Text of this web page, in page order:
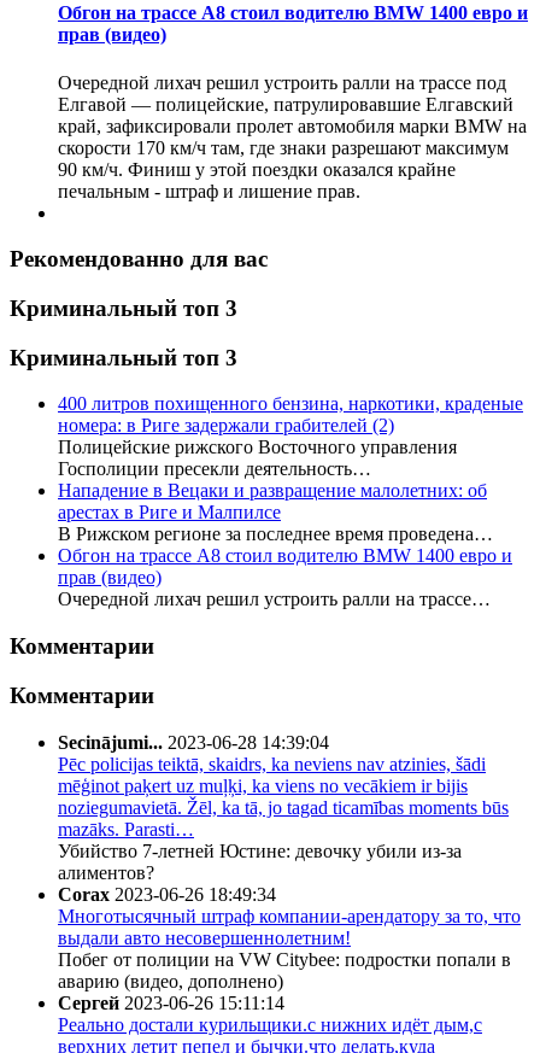
Обгон на трассе А8 стоил водителю BMW 1400 евро и
прав (видео)
Очередной лихач решил устроить ралли на трассе под
Елгавой — полицейские, патрулировавшие Елгавский
край, зафиксировали пролет автомобиля марки BMW на
скорости 170 км/ч там, где знаки разрешают максимум
90 км/ч. Финиш у этой поездки оказался крайне
печальным - штраф и лишение прав.
Рекомендованно для вас
Криминальный топ 3
Криминальный топ 3
400 литров похищенного бензина, наркотики, краденые
номера: в Риге задержали грабителей (2)
Полицейские рижского Восточного управления
Госполиции пресекли деятельность…
Нападение в Вецаки и развращение малолетних: об
арестах в Риге и Малпилсе
В Рижском регионе за последнее время проведена…
Обгон на трассе А8 стоил водителю BMW 1400 евро и
прав (видео)
Очередной лихач решил устроить ралли на трассе…
Комментарии
Комментарии
Secinājumi... 2023-06-28 14:39:04
Pēc policijas teiktā, skaidrs, ka neviens nav atzinies, šādi
mēģinot paķert uz muļķi, ka viens no vecākiem ir bijis
noziegumavietā. Žēl, ka tā, jo tagad ticamības moments būs
mazāks. Parasti…
Убийство 7-летней Юстине: девочку убили из-за
алиментов?
Corax 2023-06-26 18:49:34
Многотысячный штраф компании-арендатору за то, что
выдали авто несовершеннолетним!
Побег от полиции на VW Citybee: подростки попали в
аварию (видео, дополнено)
Сергей 2023-06-26 15:11:14
Реально достали курильщики.с нижних идёт дым,с
верхних летит пепел и бычки.что делать,куда